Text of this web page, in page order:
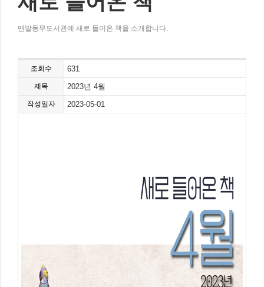
맨발동무도서관에 새로 들어온 책을 소개합니다.
조회수 631
제목 2023년 4월
작성일자 2023-05-01